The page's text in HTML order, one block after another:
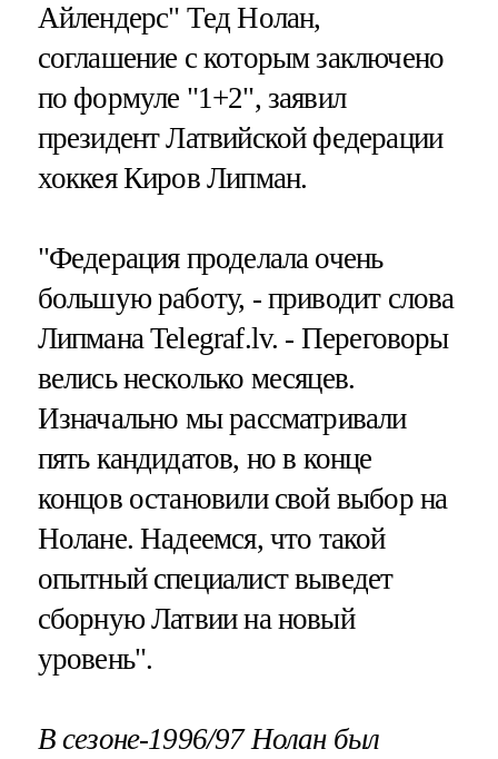
Айлендерс" Тед Нолан,
соглашение с которым заключено
по формуле "1+2", заявил
президент Латвийской федерации
хоккея Киров Липман.
"Федерация проделала очень
большую работу, - приводит слова
Липмана Telegraf.lv. - Переговоры
велись несколько месяцев.
Изначально мы рассматривали
пять кандидатов, но в конце
концов остановили свой выбор на
Нолане. Надеемся, что такой
опытный специалист выведет
сборную Латвии на новый
уровень".
В сезоне-1996/97 Нолан был